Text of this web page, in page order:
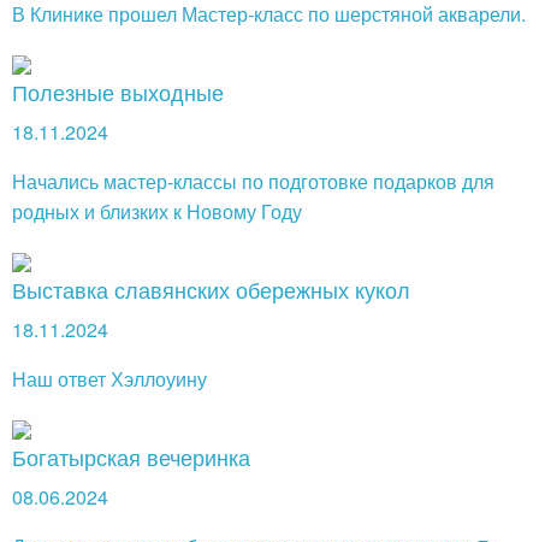
В Клинике прошел Мастер-класс по шерстяной акварели.
Полезные выходные
18.11.2024
Начались мастер-классы по подготовке подарков для
родных и близких к Новому Году
Выставка славянских обережных кукол
18.11.2024
Наш ответ Хэллоуину
Богатырская вечеринка
08.06.2024